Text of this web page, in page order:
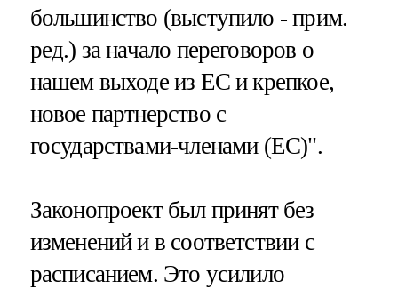
большинство (выступило - прим.
ред.) за начало переговоров о
нашем выходе из ЕС и крепкое,
новое партнерство с
государствами-членами (ЕС)".
Законопроект был принят без
изменений и в соответствии с
расписанием. Это усилило